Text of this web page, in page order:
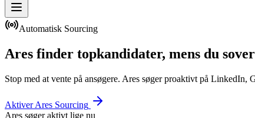
Automatisk Sourcing
Ares finder topkandidater, mens du sover
Stop med at vente på ansøgere. Ares søger proaktivt på
Aktiver Ares Sourcing
Ares søger aktivt lige nu